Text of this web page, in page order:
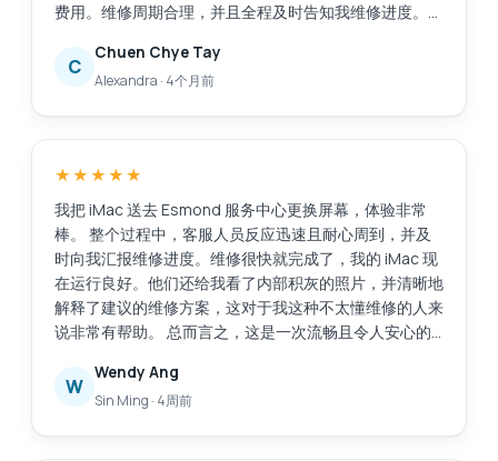
费用。维修周期合理，并且全程及时告知我维修进度。
升，系统重装后运行更加流畅，内部清洁也明显改善了性
能和散热。 总而言之，这次服务高效、可靠且专业。我
C
Chuen Chye Tay
Alexandra · 4个月前
★★★★★
我把 iMac 送去 Esmond 服务中心更换屏幕，体验非常
棒。 整个过程中，客服人员反应迅速且耐心周到，并及
时向我汇报维修进度。维修很快就完成了，我的 iMac 现
在运行良好。他们还给我看了内部积灰的照片，并清晰地
解释了建议的维修方案，这对于我这种不太懂维修的人来
说非常有帮助。 总而言之，这是一次流畅且令人安心的
W
Wendy Ang
Sin Ming · 4周前